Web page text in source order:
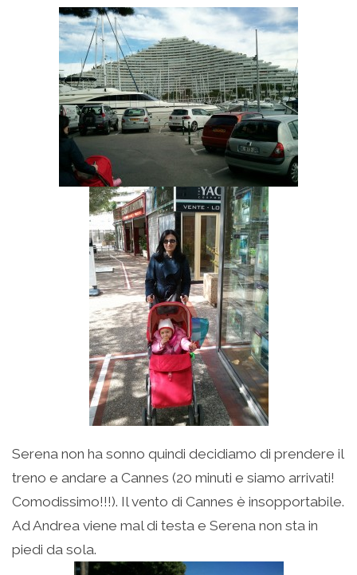
Serena non ha sonno quindi decidiamo di prendere il
treno e andare a Cannes (20 minuti e siamo arrivati!
Comodissimo!!!). Il vento di Cannes è insopportabile.
Ad Andrea viene mal di testa e Serena non sta in
piedi da sola.